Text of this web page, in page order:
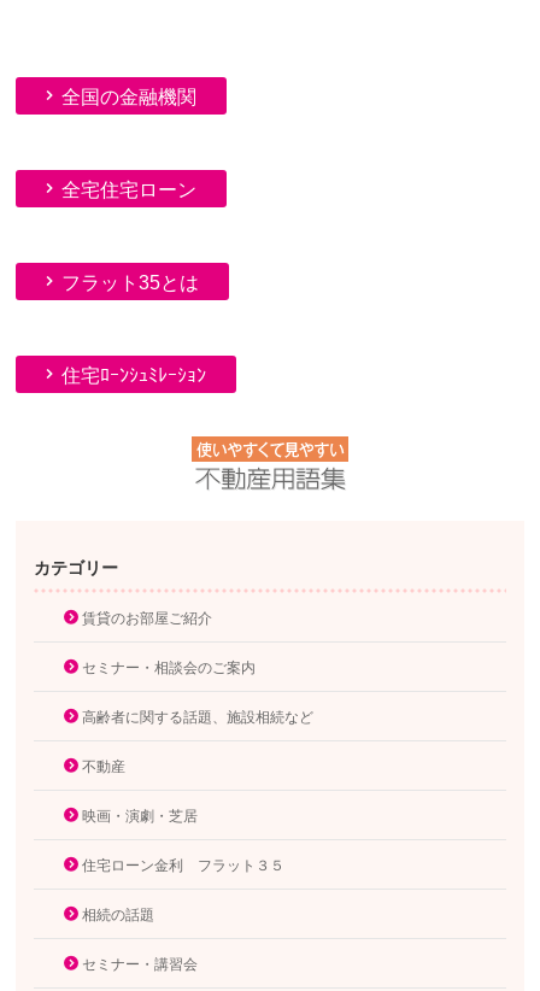
全国の金融機関
全宅住宅ローン
フラット35とは
住宅ﾛｰﾝｼｭﾐﾚｰｼｮﾝ
カテゴリー
賃貸のお部屋ご紹介
セミナー・相談会のご案内
高齢者に関する話題、施設相続など
不動産
映画・演劇・芝居
住宅ローン金利 フラット３５
相続の話題
セミナー・講習会